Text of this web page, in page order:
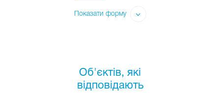
Показати форму
Об'єктів, які
відповідають